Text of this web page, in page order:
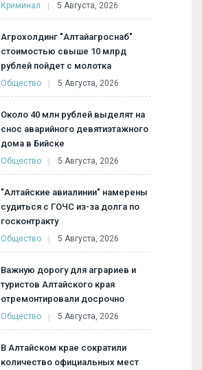
Криминал 5 Августа, 2026
Агрохолдинг "Алтайагроснаб"
стоимостью свыше 10 млрд
рублей пойдет с молотка
Общество 5 Августа, 2026
Около 40 млн рублей выделят на
снос аварийного девятиэтажного
дома в Бийске
Общество 5 Августа, 2026
"Алтайские авиалинии" намерены
судиться с ГОЧС из-за долга по
госконтракту
Общество 5 Августа, 2026
Важную дорогу для аграриев и
туристов Алтайского края
отремонтировали досрочно
Общество 5 Августа, 2026
В Алтайском крае сократили
количество официальных мест